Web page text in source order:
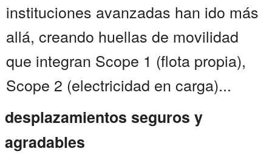
instituciones avanzadas han ido más
allá, creando huellas de movilidad
que integran Scope 1 (flota propia),
Scope 2 (electricidad en carga)...
desplazamientos seguros y
agradables